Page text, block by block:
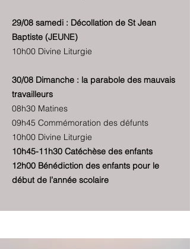
29/08 samedi : Décollation de St Jean
Baptiste (JEUNE)
10h00 Divine Liturgie
30/08 Dimanche : la parabole des mauvais
travailleurs
08h30 Matines
09h45 Commémoration des défunts
10h00 Divine Liturgie
10h45-11h30 Catéchèse des enfants
12h00 Bénédiction des enfants pour le
début de l’année scolaire